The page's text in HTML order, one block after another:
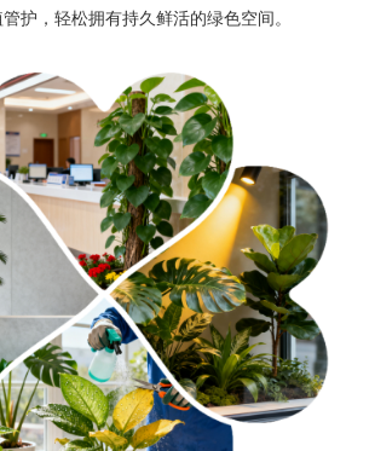
护，轻松拥有持久鲜活的绿色空间。